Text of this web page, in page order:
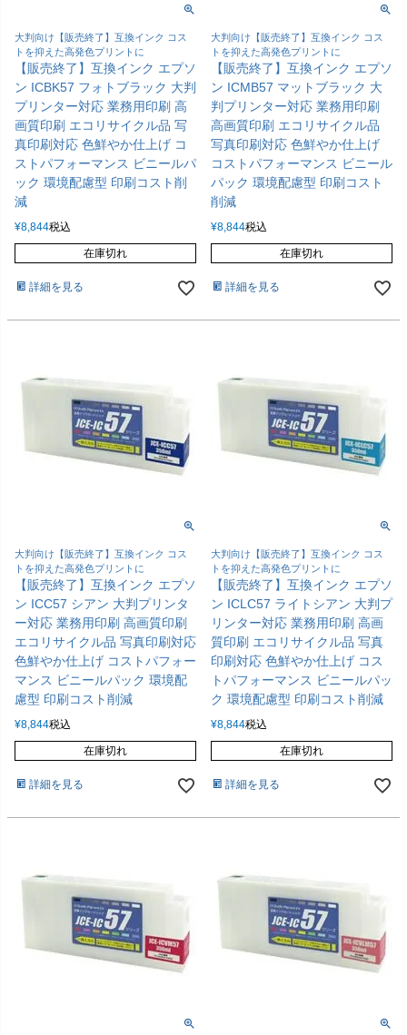
大判向け【販売終了】互換インク コス
トを抑えた高発色プリントに
【販売終了】互換インク エプソ
ン ICBK57 フォトブラック 大判
プリンター対応 業務用印刷 高
画質印刷 エコリサイクル品 写
真印刷対応 色鮮やか仕上げ コ
ストパフォーマンス ビニールパ
ック 環境配慮型 印刷コスト削
減
¥8,844税込
在庫切れ
詳細を見る
大判向け【販売終了】互換インク コス
トを抑えた高発色プリントに
【販売終了】互換インク エプソ
ン ICMB57 マットブラック 大
判プリンター対応 業務用印刷
高画質印刷 エコリサイクル品
写真印刷対応 色鮮やか仕上げ
コストパフォーマンス ビニール
パック 環境配慮型 印刷コスト
削減
¥8,844税込
在庫切れ
詳細を見る
大判向け【販売終了】互換インク コス
トを抑えた高発色プリントに
【販売終了】互換インク エプソ
ン ICC57 シアン 大判プリンタ
ー対応 業務用印刷 高画質印刷
エコリサイクル品 写真印刷対応
色鮮やか仕上げ コストパフォー
マンス ビニールパック 環境配
慮型 印刷コスト削減
¥8,844税込
在庫切れ
詳細を見る
大判向け【販売終了】互換インク コス
トを抑えた高発色プリントに
【販売終了】互換インク エプソ
ン ICLC57 ライトシアン 大判プ
リンター対応 業務用印刷 高画
質印刷 エコリサイクル品 写真
印刷対応 色鮮やか仕上げ コス
トパフォーマンス ビニールパッ
ク 環境配慮型 印刷コスト削減
¥8,844税込
在庫切れ
詳細を見る